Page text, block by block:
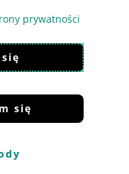
prywatności
się
produktu dotyczy
opcję
Smart! Gdy ją
do odesłania